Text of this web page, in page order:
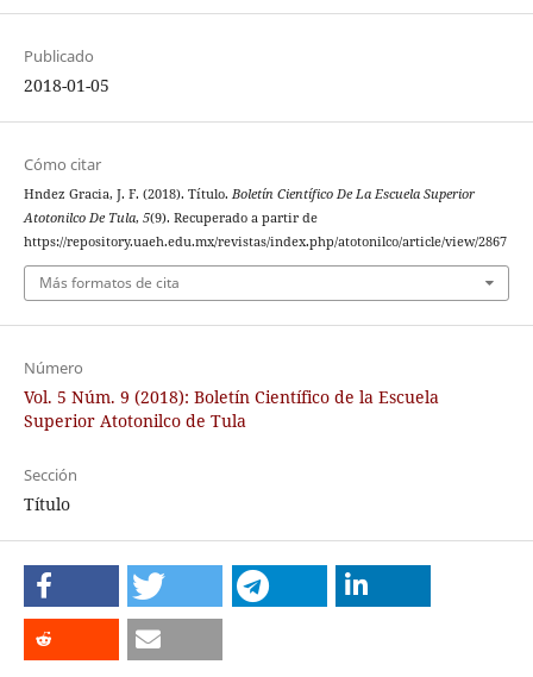
Publicado
2018-01-05
Cómo citar
Hndez Gracia, J. F. (2018). Título. Boletín Científico De La Escuela Superior
Atotonilco De Tula, 5(9). Recuperado a partir de
https://repository.uaeh.edu.mx/revistas/index.php/atotonilco/article/view/2867
Más formatos de cita
Número
Vol. 5 Núm. 9 (2018): Boletín Científico de la Escuela
Superior Atotonilco de Tula
Sección
Título